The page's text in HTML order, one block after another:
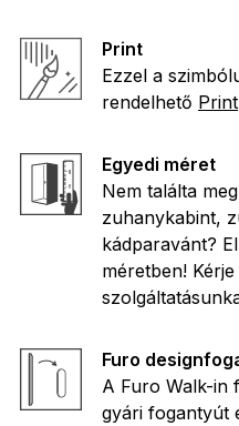
Print
Ezzel a
rendelhető Print
Egyedi méret
Nem találta
zuhanykabint,
kádparavánt?
méretben! Kérje
Furo
A Furo Walk-in
gyári fogantyút